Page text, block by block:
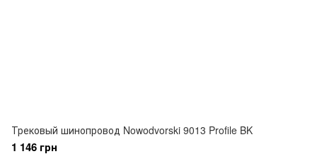
Трековый шинопровод Nowodvorski 9013 Profile BK
1 146 грн